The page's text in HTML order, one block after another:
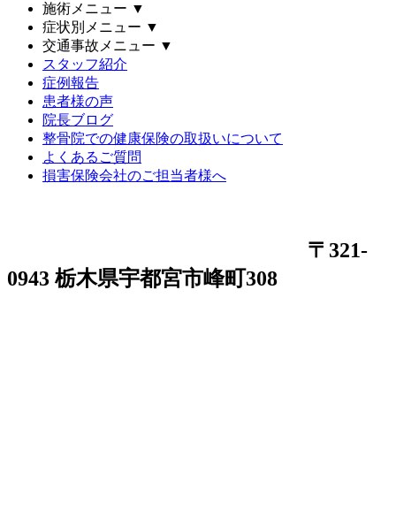
施術メニュー ▼
症状別メニュー ▼
交通事故メニュー ▼
スタッフ紹介
症例報告
患者様の声
院長ブログ
整骨院での健康保険の取扱いについて
よくあるご質問
損害保険会社のご担当者様へ
〒321-
0943 栃木県宇都宮市峰町308